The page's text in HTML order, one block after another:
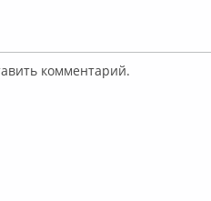
комментарий.